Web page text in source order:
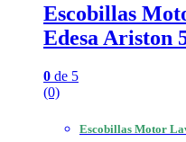
Escobillas
Edesa Ariston
0 de 5
(0)
Escobillas Motor